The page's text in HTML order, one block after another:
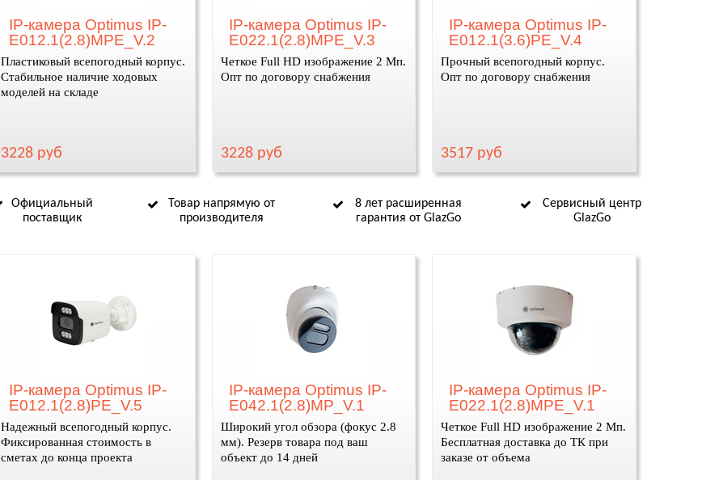
IP-камера Optimus IP-
E012.1(2.8)MPE_V.2
Пластиковый всепогодный корпус.
Стабильное наличие ходовых
моделей на складе
3228 руб
IP-камера Optimus IP-
E022.1(2.8)MPE_V.3
Четкое Full HD изображение 2 Мп.
Опт по договору снабжения
3228 руб
IP-камера Optimus IP-
E012.1(3.6)PE_V.4
Прочный всепогодный корпус.
Опт по договору снабжения
3517 руб
Официальный
поставщик
Товар напрямую от
производителя
8 лет расширенная
гарантия от GlazGo
Сервисный центр
GlazGo
IP-камера Optimus IP-
E012.1(2.8)PE_V.5
Надежный всепогодный корпус.
Фиксированная стоимость в
сметах до конца проекта
IP-камера Optimus IP-
E042.1(2.8)MP_V.1
Широкий угол обзора (фокус 2.8
мм). Резерв товара под ваш
объект до 14 дней
IP-камера Optimus IP-
E022.1(2.8)MPE_V.1
Четкое Full HD изображение 2 Мп.
Бесплатная доставка до ТК при
заказе от объема